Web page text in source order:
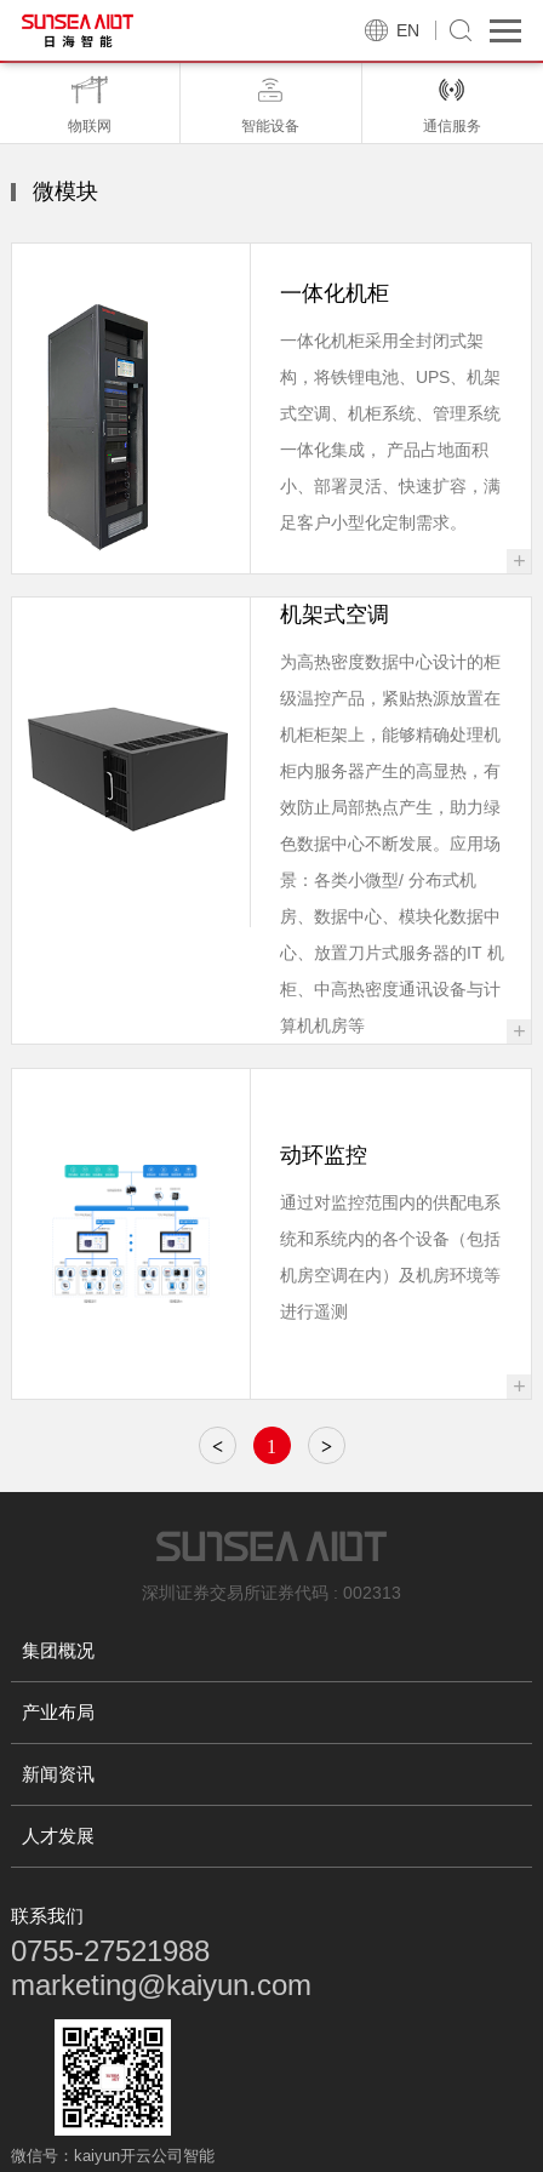
EN
物联网 智能设备 通信服务
微模块
一体化机柜
一体化机柜采用全封闭式架
构，将铁锂电池、UPS、机架
式空调、机柜系统、管理系统
一体化集成， 产品占地面积
小、部署灵活、快速扩容，满
足客户小型化定制需求。
+
机架式空调
为高热密度数据中心设计的柜
级温控产品，紧贴热源放置在
机柜柜架上，能够精确处理机
柜内服务器产生的高显热，有
效防止局部热点产生，助力绿
色数据中心不断发展。应用场
景：各类小微型/ 分布式机
房、数据中心、模块化数据中
心、放置刀片式服务器的IT 机
柜、中高热密度通讯设备与计
算机机房等
+
动环监控
通过对监控范围内的供配电系
统和系统内的各个设备（包括
机房空调在内）及机房环境等
进行遥测
+
< 1 >
深圳证券交易所证券代码 : 002313
集团概况
产业布局
新闻资讯
人才发展
联系我们
0755-27521988
marketing@kaiyun.com
微信号：kaiyun开云公司智能